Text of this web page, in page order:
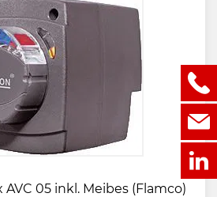
05 inkl. Meibes (Flamco)